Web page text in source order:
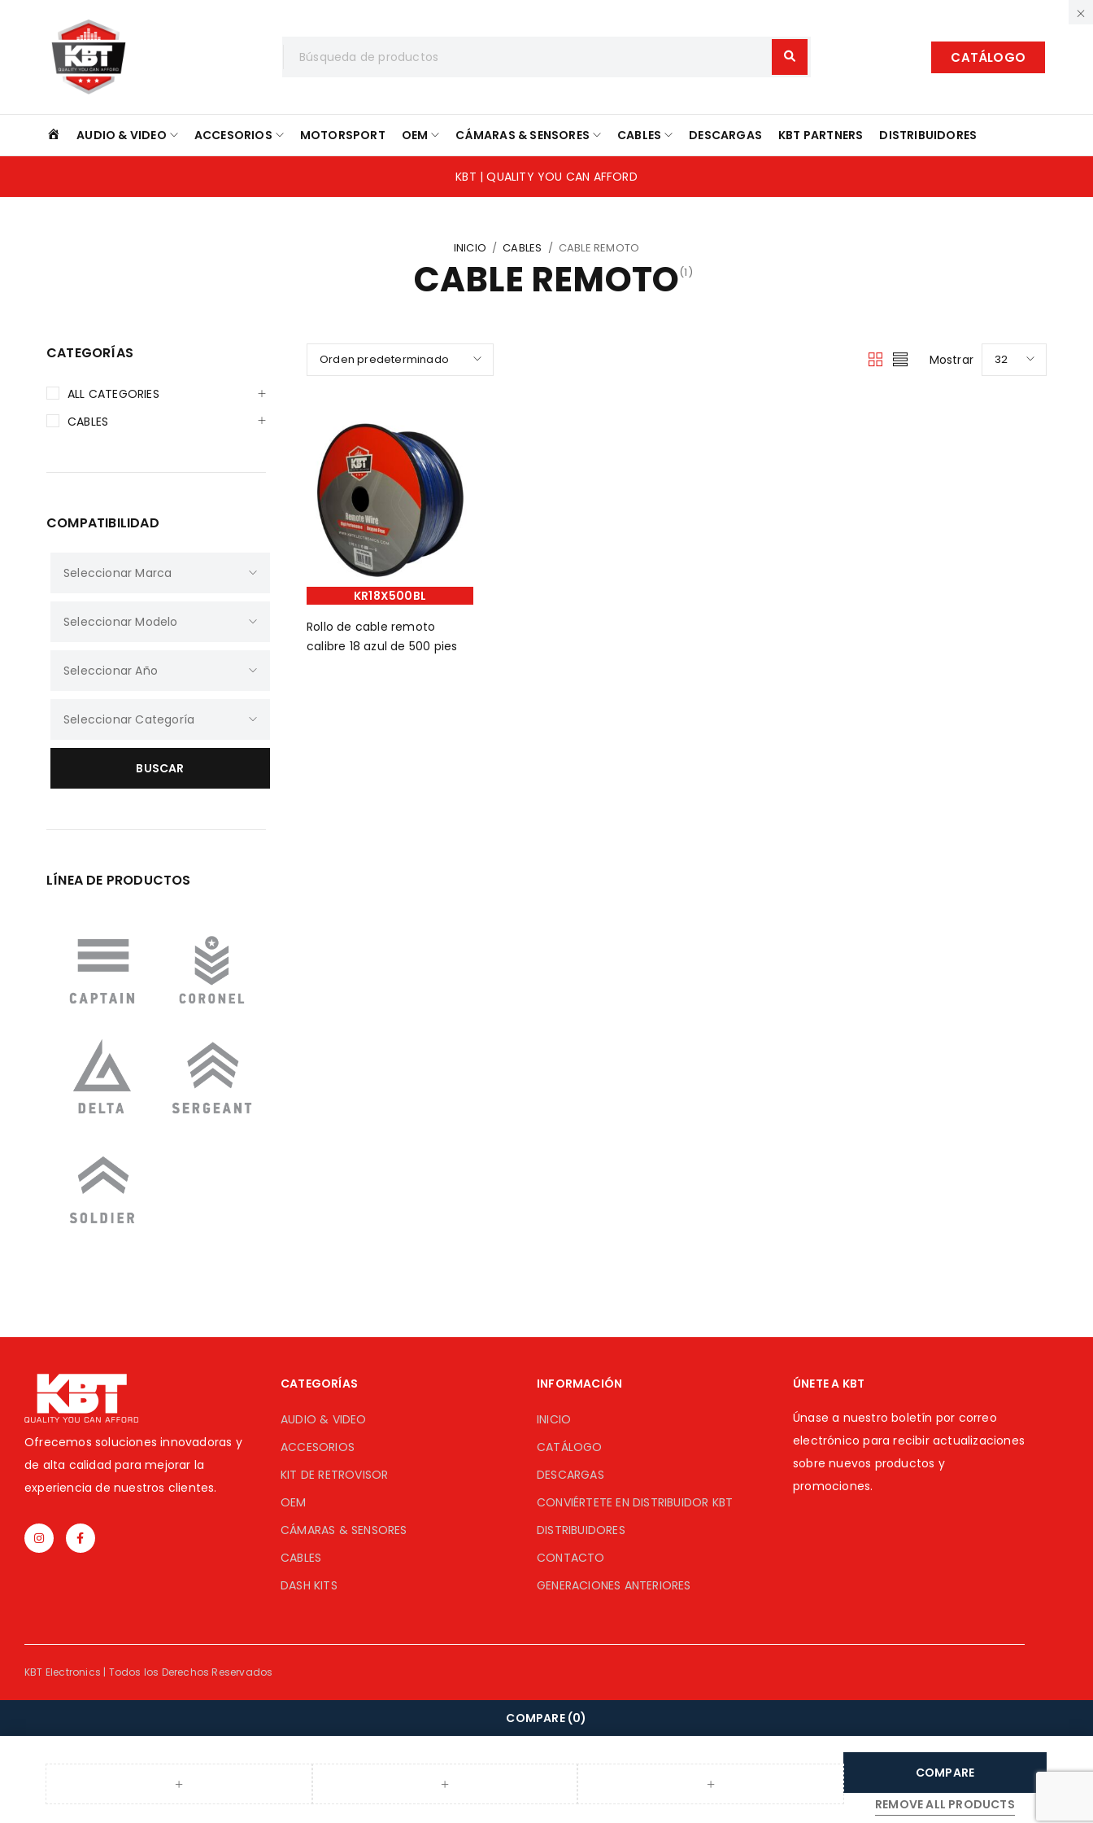
CATÁLOGO
INICIO
AUDIO & VIDEO ACCESORIOS MOTORSPORT OEM CÁMARAS & SENSORES CABLES DESCARGAS KBT PARTNERS DISTRIBUIDORES
KBT | QUALITY YOU CAN AFFORD
INICIO / CABLES / CABLE REMOTO
CABLE REMOTO(1)
CATEGORÍAS
ALL CATEGORIES
CABLES
COMPATIBILIDAD
LÍNEA DE PRODUCTOS
Orden predeterminado Mostrar 32
KR18X500BL
Rollo de cable remoto
calibre 18 azul de 500 pies
Ofrecemos soluciones innovadoras y
de alta calidad para mejorar la
experiencia de nuestros clientes.
CATEGORÍAS
AUDIO & VIDEO
ACCESORIOS
KIT DE RETROVISOR
OEM
CÁMARAS & SENSORES
CABLES
DASH KITS
INFORMACIÓN
INICIO
CATÁLOGO
DESCARGAS
CONVIÉRTETE EN DISTRIBUIDOR KBT
DISTRIBUIDORES
CONTACTO
GENERACIONES ANTERIORES
ÚNETE A KBT
Únase a nuestro boletín por correo
electrónico para recibir actualizaciones
sobre nuevos productos y
promociones.
KBT Electronics | Todos los Derechos Reservados
COMPARE (0)
COMPARE
REMOVE ALL PRODUCTS